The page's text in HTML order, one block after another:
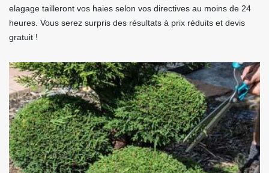
elagage tailleront vos haies selon vos directives au moins de 24
heures. Vous serez surpris des résultats à prix réduits et devis
gratuit !